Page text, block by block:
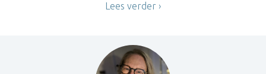
Lees verder